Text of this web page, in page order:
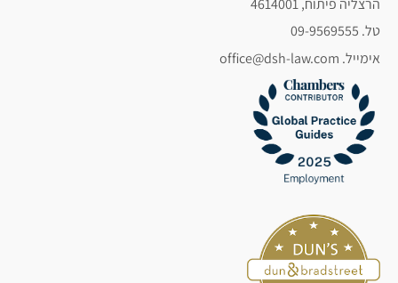
הרצליה פיתוח, 4614001
טל. 09-9569555
אימייל. office@dsh-law.com